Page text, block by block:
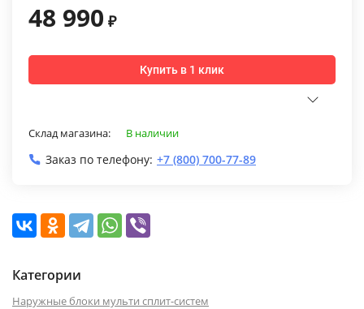
48 990 ₽
Купить в 1 клик
Склад магазина: В наличии
Заказ по телефону: +7 (800) 700-77-89
Категории
Наружные блоки мульти сплит-систем